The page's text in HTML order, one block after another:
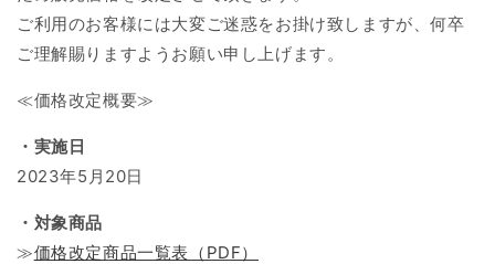
ご利用のお客様には大変ご迷惑をお掛け致しますが、何卒
ご理解賜りますようお願い申し上げます。
≪価格改定概要≫
・実施日
2023年5月20日
・対象商品
≫価格改定商品一覧表（PDF）